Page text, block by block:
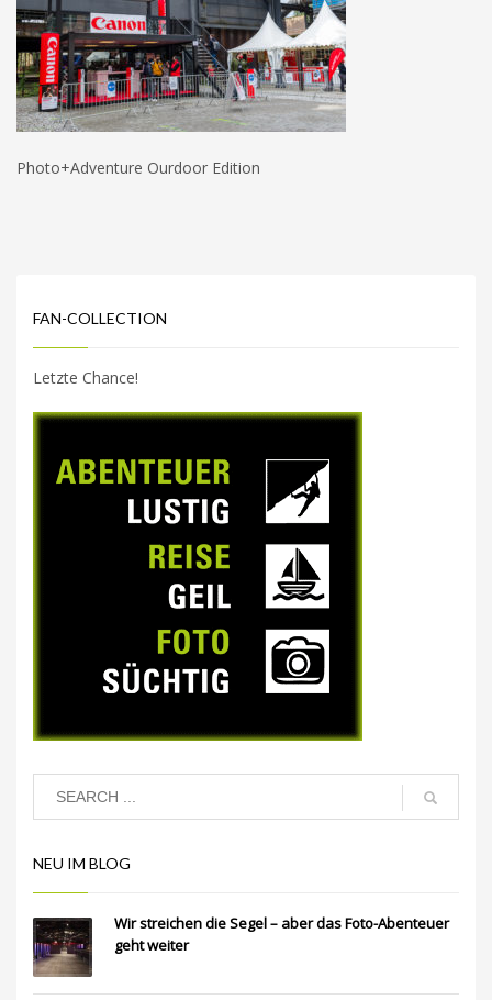
Photo+Adventure Ourdoor Edition
FAN-COLLECTION
Letzte Chance!
NEU IM BLOG
Wir streichen die Segel – aber das Foto-Abenteuer
geht weiter